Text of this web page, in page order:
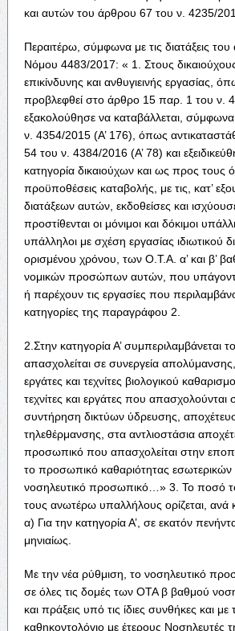
και αυτών του άρθρου 67 του ν. 4235/
Περαιτέρω, σύμφωνα με τις διατάξεις
Νόμου 4483/2017: « 1. Στους
επικίνδυνης και ανθυγιεινής εργασίας,
προβλεφθεί στο άρθρο 15 παρ. 1 του ν.
εξακολούθησε να καταβάλλεται,
ν. 4354/2015 (Α’ 176), όπως
54 του ν. 4384/2016 (Α’ 78) και
κατηγορία δικαιούχων και ως προς τους
προϋποθέσεις καταβολής, με τις, κατ’
διατάξεων αυτών, εκδοθείσες και
προστίθενται οι μόνιμοι και δόκιμοι
υπάλληλοι με σχέση εργασίας ιδιωτικού
ορισμένου χρόνου, των Ο.Τ.Α. α’ και β’
νομικών προσώπων αυτών, που υπάγονται
ή παρέχουν τις εργασίες που
κατηγορίες της παραγράφου 2.
2.Στην κατηγορία Α’ συμπεριλαμβάνεται
απασχολείται σε συνεργεία
εργάτες και τεχνίτες βιολογικού
τεχνίτες και εργάτες που απασχολούνται
συντήρηση δικτύων ύδρευσης,
τηλεθέρμανσης, στα αντλιοστάσια
προσωπικό που απασχολείται στην
το προσωπικό καθαριότητας
νοσηλευτικό προσωπικό…» 3. Το ποσό
τους ανωτέρω υπαλλήλους ορίζεται, ανά
α) Για την κατηγορία Α’, σε εκατόν
μηνιαίως.
Με την νέα ρύθμιση, το νοσηλευτικό
σε όλες τις δομές των ΟΤΑ β βαθμού
και πράξεις υπό τις ίδιες συνθήκες και με
καθηκοντολόγιο με έτερους Νοσηλευτές